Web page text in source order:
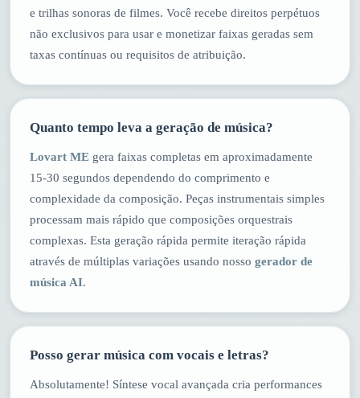
e trilhas sonoras de filmes. Você recebe direitos perpétuos
não exclusivos para usar e monetizar faixas geradas sem
taxas contínuas ou requisitos de atribuição.
Quanto tempo leva a geração de música?
Lovart ME gera faixas completas em aproximadamente
15-30 segundos dependendo do comprimento e
complexidade da composição. Peças instrumentais simples
processam mais rápido que composições orquestrais
complexas. Esta geração rápida permite iteração rápida
através de múltiplas variações usando nosso gerador de
música AI.
Posso gerar música com vocais e letras?
Absolutamente! Síntese vocal avançada cria performances